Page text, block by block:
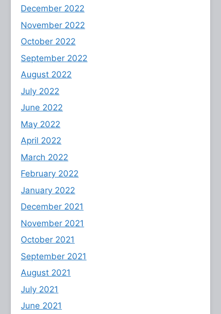
December 2022
November 2022
October 2022
September 2022
August 2022
July 2022
June 2022
May 2022
April 2022
March 2022
February 2022
January 2022
December 2021
November 2021
October 2021
September 2021
August 2021
July 2021
June 2021